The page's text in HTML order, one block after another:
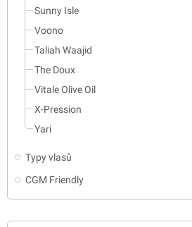
Sunny Isle
Voono
Taliah Waajid
The Doux
Vitale Olive Oil
X-Pression
Yari
Typy vlasů
CGM Friendly